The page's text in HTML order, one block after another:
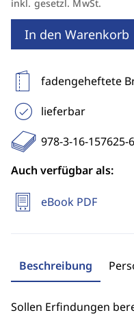
inkl. gesetzl. MwSt.
In den Warenkorb
fadengeheftete
lieferbar
978-3-16-157625-6
Auch verfügbar als:
eBook PDF
Beschreibung
Sollen Erfindungen